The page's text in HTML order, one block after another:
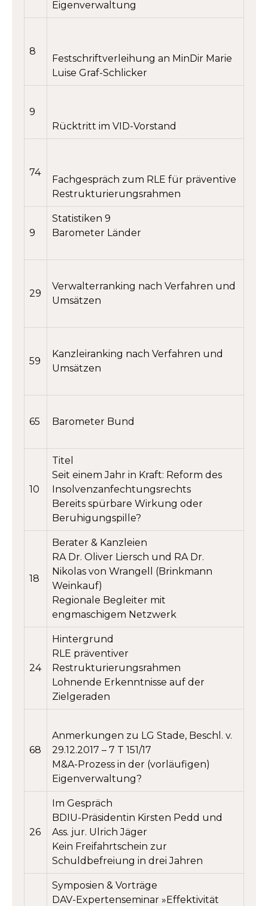
Eigenverwaltung
8
Festschriftverleihung an MinDir Marie
Luise Graf-Schlicker
9
Rücktritt im VID-Vorstand
74
Fachgespräch zum RLE für präventive
Restrukturierungsrahmen
9
Statistiken 9
Barometer Länder
29
Verwalterranking nach Verfahren und
Umsätzen
59
Kanzleiranking nach Verfahren und
Umsätzen
65 Barometer Bund
10
Titel
Seit einem Jahr in Kraft: Reform des
Insolvenzanfechtungsrechts
Bereits spürbare Wirkung oder
Beruhigungspille?
18
Berater & Kanzleien
RA Dr. Oliver Liersch und RA Dr.
Nikolas von Wrangell (Brinkmann
Weinkauf)
Regionale Begleiter mit
engmaschigem Netzwerk
24
Hintergrund
RLE präventiver
Restrukturierungsrahmen
Lohnende Erkenntnisse auf der
Zielgeraden
68
Anmerkungen zu LG Stade, Beschl. v.
29.12.2017 – 7 T 151/17
M&A-Prozess in der (vorläufigen)
Eigenverwaltung?
26
Im Gespräch
BDIU-Präsidentin Kirsten Pedd und
Ass. jur. Ulrich Jäger
Kein Freifahrtschein zur
Schuldbefreiung in drei Jahren
Symposien & Vorträge
DAV-Expertenseminar »Effektivität